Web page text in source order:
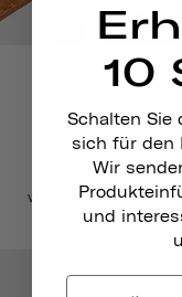
Stellen Sie die
verstellbaren
10
Schalten Sie
sich für den
Wir
und